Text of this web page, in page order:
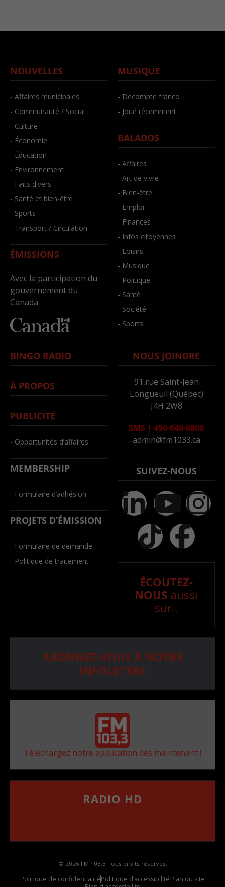
NOUVELLES
- Affaires municipales
- Communauté / Social
- Culture
- Économie
- Éducation
- Environnement
- Faits divers
- Santé et bien-être
- Sports
- Transport / Circulation
ÉMISSIONS
Avec la participation du
gouvernement du
Canada
MUSIQUE
- Décompte franco
- Joué récemment
BALADOS
- Affaires
- Art de vivre
- Bien-être
- Emploi
- Finances
- Infos citoyennes
- Loisirs
- Musique
- Politique
- Santé
- Société
- Sports
BINGO RADIO
À PROPOS
PUBLICITÉ
- Opportunités d’affaires
MEMBERSHIP
- Formulaire d’adhésion
PROJETS D’ÉMISSION
- Formulaire de demande
- Politique de traitement
NOUS JOINDRE
91,rue Saint-Jean
Longueuil (Québec)
J4H 2W8
SMS | 450-646-6800
admin@fm1033.ca
SUIVEZ-NOUS
ÉCOUTEZ-
NOUS aussi
sur..
ABONNEZ-VOUS À NOTRE
INFOLETTRE
Téléchargez notre application dès maintenant !
RADIO HD
© 2026 FM 103,3 Tous droits réservés.
Politique de confidentialitéPolitique d’accessibilitéPlan du site